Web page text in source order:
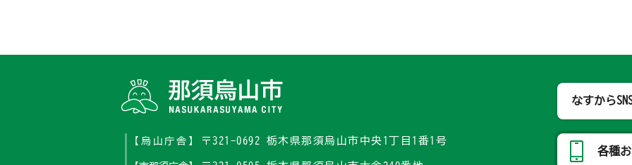
【烏山庁舎】 〒321-0692 栃木県那須烏山市中央1丁目1番1号
なすから
各種